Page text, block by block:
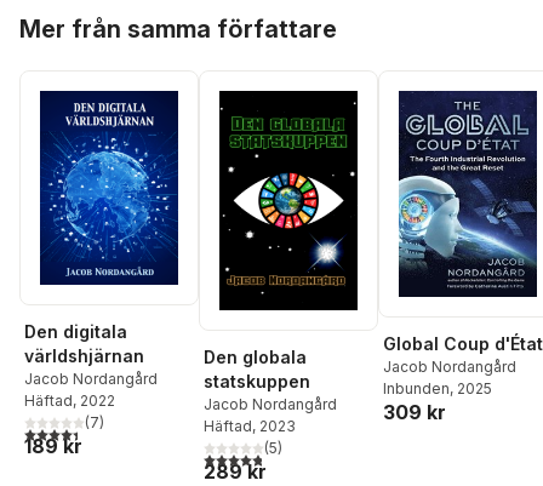
Mer från samma författare
Den digitala
världshjärnan
Jacob Nordangård
Häftad, 2022
4,4utav 5 stjärnor. Totalt antal röster:
(7)
189 kr
Den globala
statskuppen
Jacob Nordangård
Häftad, 2023
4,8utav 5 stjärnor. Totalt antal röster:
(5)
289 kr
Global Coup d'État
Jacob Nordangård
Inbunden, 2025
309 kr